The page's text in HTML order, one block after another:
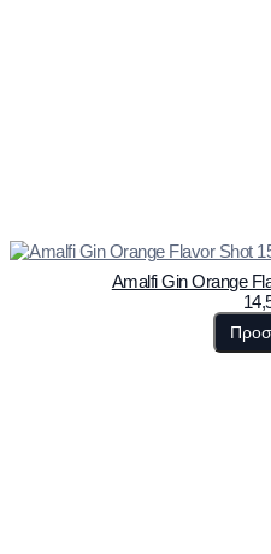
Amalfi Gin Orange